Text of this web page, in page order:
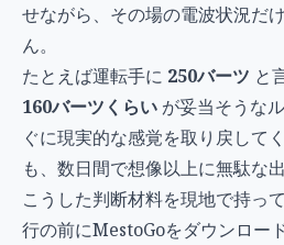
せながら、その場の電波状況だ
ん。
たとえば運転手に 250バーツ と
160バーツくらい が妥当そうな
ぐに現実的な感覚を取り戻して
も、数日間で想像以上に無駄な
こうした判断材料を現地で持っ
行の前にMestoGoをダウンロー